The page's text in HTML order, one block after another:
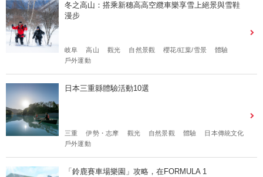
冬之高山：搭乘新穗高高空纜車樂享雪上絕景與雪鞋
漫步
岐阜 高山 觀光 自然景觀 櫻花/紅葉/雪景
體驗
戶外運動
日本三重縣體驗活動10選
三重 伊勢・志摩 觀光 自然景觀 體驗
日本傳統文化
戶外運動
「鈴鹿賽車場樂園」攻略，在FORMULA 1